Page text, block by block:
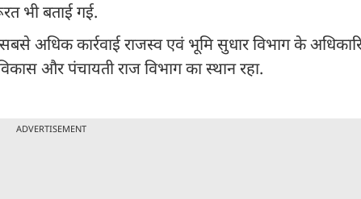
भी बताई गई.
अधिक कार्रवाई राजस्व एवं भूमि सुधार विभाग के
और पंचायती राज विभाग का स्थान रहा.
ADVERTISEMENT